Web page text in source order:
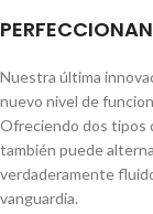
Nuestra última
nuevo nivel de
Ofreciendo dos tipos
también puede
verdaderamente
vanguardia.